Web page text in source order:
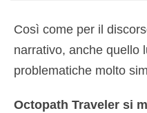
Così come per il
narrativo, anche quello
problematiche molto
Octopath Traveler si